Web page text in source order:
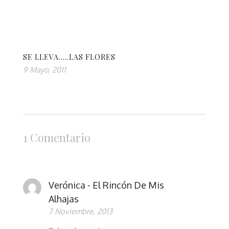
SE LLEVA…..LAS FLORES
9 Mayo, 2011
1 Comentario
Verónica - El Rincón De Mis
Alhajas
7 Noviembre, 2013